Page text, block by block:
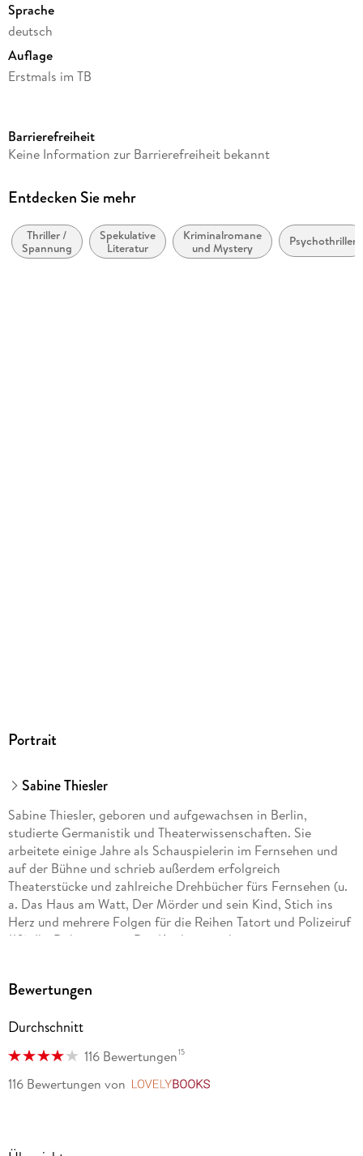
Sprache
deutsch
Auflage
Erstmals im TB
Autor/Autorin
Verlag/Hersteller
Originalsprache
deutsch
Barrierefreiheit
Keine Information zur Barrierefreiheit bekannt
Entdecken Sie mehr
Thriller /
Spannung
Spekulative
Literatur
Kriminalromane
und Mystery
Psychothriller
Portrait
Sabine Thiesler
Sabine Thiesler, geboren und aufgewachsen in Berlin,
studierte Germanistik und Theaterwissenschaften. Sie
arbeitete einige Jahre als Schauspielerin im Fernsehen und
auf der Bühne und schrieb außerdem erfolgreich
Theaterstücke und zahlreiche Drehbücher fürs Fernsehen (u.
a. Das Haus am Watt, Der Mörder und sein Kind, Stich ins
Herz und mehrere Folgen für die Reihen Tatort und Polizeiruf
110). Ihr Debütroman »Der Kindersammler« war ein
Bewertungen
Durchschnitt
116 Bewertungen15
116 Bewertungen von